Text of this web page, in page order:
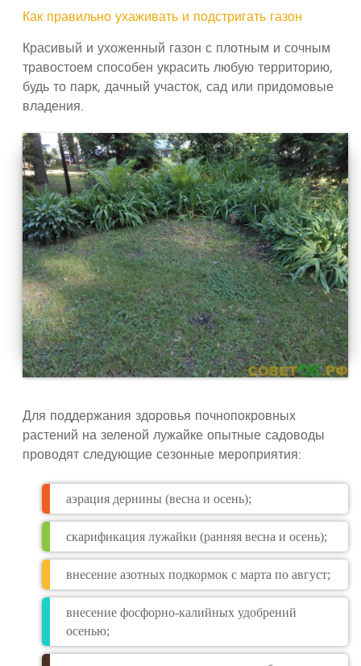
Как правильно ухаживать и подстригать газон
Красивый и ухоженный газон с плотным и сочным
травостоем способен украсить любую территорию,
будь то парк, дачный участок, сад или придомовые
владения.
Для поддержания здоровья почнопокровных
растений на зеленой лужайке опытные садоводы
проводят следующие сезонные мероприятия:
аэрация дернины (весна и осень);
скарификация лужайки (ранняя весна и осень);
внесение азотных подкормок с марта по август;
внесение фосфорно-калийных удобрений
осенью;